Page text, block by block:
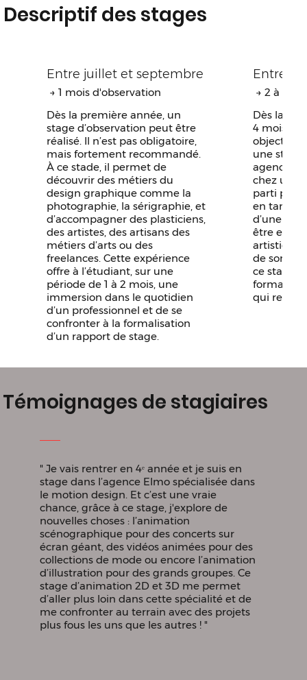
Entre juillet et septembre
→ 1 mois d'observation
Dès la première année, un
stage d’observation peut être
réalisé. Il n’est pas obligatoire,
mais fortement recommandé.
À ce stade, il permet de
découvrir des métiers du
design graphique comme la
photographie, la sérigraphie, et
d’accompagner des plasticiens,
des artistes, des artisans des
métiers d’arts ou des
freelances. Cette expérience
offre à l’étudiant, sur une
période de 1 à 2 mois, une
immersion dans le quotidien
d’un professionnel et de se
confronter à la formalisation
d’un rapport de stage.
Entre
→ 2 à 4
Dès la 2ᵉ
4 mois
objectif
une
agence/
chez un
parti
en tant
d’une
être
artistique
de son
ce stage,
qui relate
Descriptif des stages
" Je vais rentrer en 4ᵉ année et je suis en
stage dans l’agence Elmo spécialisée dans
le motion design. Et c’est une vraie
chance, grâce à ce stage, j'explore de
nouvelles choses : l’animation
scénographique pour des concerts sur
écran géant, des vidéos animées pour des
collections de mode ou encore l’animation
d’illustration pour des grands groupes. Ce
stage d’animation 2D et 3D me permet
d’aller plus loin dans cette spécialité et de
me confronter au terrain avec des projets
plus fous les uns que les autres ! "
Témoignages de stagiaires